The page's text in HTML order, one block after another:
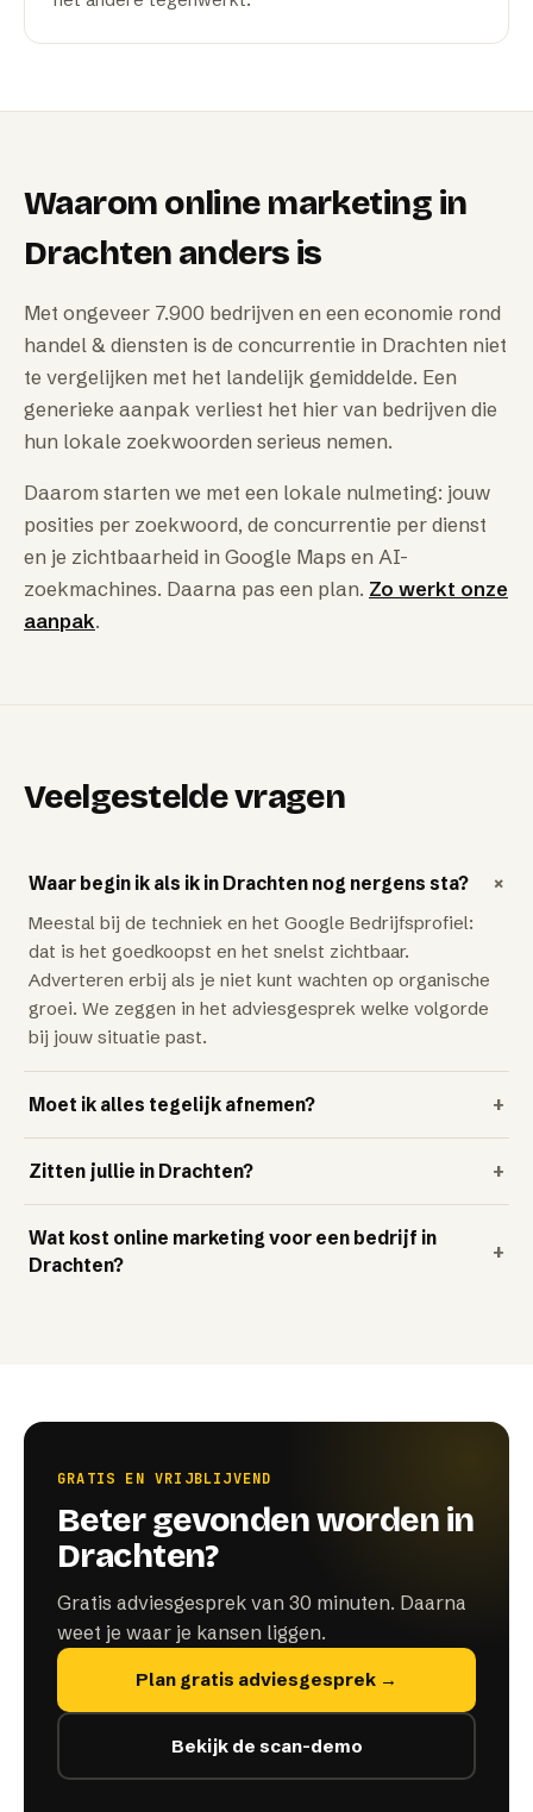
Waarom online marketing in
Drachten anders is
Met ongeveer 7.900 bedrijven en een economie rond
handel & diensten is de concurrentie in Drachten niet
te vergelijken met het landelijk gemiddelde. Een
generieke aanpak verliest het hier van bedrijven die
hun lokale zoekwoorden serieus nemen.
Daarom starten we met een lokale nulmeting: jouw
posities per zoekwoord, de concurrentie per dienst
en je zichtbaarheid in Google Maps en AI-
zoekmachines. Daarna pas een plan. Zo werkt onze
aanpak.
Veelgestelde vragen
Waar begin ik als ik in Drachten nog nergens sta? +
Meestal bij de techniek en het Google Bedrijfsprofiel:
dat is het goedkoopst en het snelst zichtbaar.
Adverteren erbij als je niet kunt wachten op organische
groei. We zeggen in het adviesgesprek welke volgorde
bij jouw situatie past.
Moet ik alles tegelijk afnemen? +
Zitten jullie in Drachten? +
Wat kost online marketing voor een bedrijf in
Drachten?
+
GRATIS EN VRIJBLIJVEND
Beter gevonden worden in
Drachten?
Gratis adviesgesprek van 30 minuten. Daarna
weet je waar je kansen liggen.
Plan gratis adviesgesprek →
Bekijk de scan-demo